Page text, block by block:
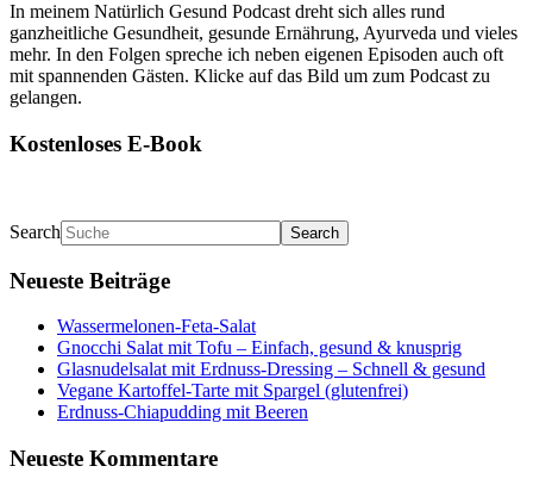
In meinem Natürlich Gesund Podcast dreht sich alles rund
ganzheitliche Gesundheit, gesunde Ernährung, Ayurveda und vieles
mehr. In den Folgen spreche ich neben eigenen Episoden auch oft
mit spannenden Gästen. Klicke auf das Bild um zum Podcast zu
gelangen.
Kostenloses E-Book
Search
Neueste Beiträge
Wassermelonen-Feta-Salat
Gnocchi Salat mit Tofu – Einfach, gesund & knusprig
Glasnudelsalat mit Erdnuss-Dressing – Schnell & gesund
Vegane Kartoffel-Tarte mit Spargel (glutenfrei)
Erdnuss-Chiapudding mit Beeren
Neueste Kommentare